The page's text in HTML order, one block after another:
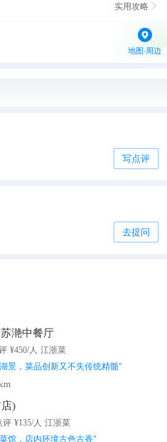
实用攻略 
地图·周边
写点评
去提问
滟中餐厅
¥450/人 江浙菜
景，菜品创新又不失传统精髓"
)
评 ¥135/人 江浙菜
馆，店内环境古色古香"